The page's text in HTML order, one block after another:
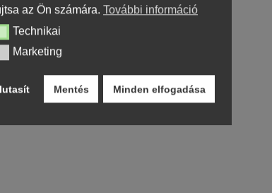
az Ön számára. További információ
Technikai
Marketing
Mentés Minden elfogadása